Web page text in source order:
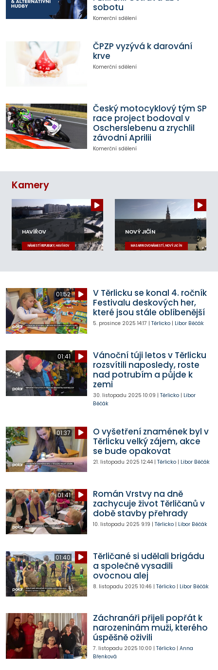
sobotu
Komerční sdělení
ČPZP vyzývá k darování
krve
Komerční sdělení
Český motocyklový tým SP
race project bodoval v
Oscherslebenu a zrychlil
závodní Aprilii
Komerční sdělení
Kamery
HAVÍŘOV
NÁMĚSTÍ REPUBLIKY, HAVÍŘOV
NOVÝ JIČÍN
MASARYKOVO NÁMĚSTÍ, NOVÝ JIČÍN
01:52
V Těrlicku se konal 4. ročník
Festivalu deskových her,
které jsou stále oblíbenější
5. prosince 2025 14:17 | Těrlicko| Libor Běčák
01:41
Vánoční túji letos v Těrlicku
rozsvítili naposledy, roste
nad potrubím a půjde k
zemi
30. listopadu 2025 10:09 | Těrlicko| Libor
Běčák
01:37
O vyšetření znamének byl v
Těrlicku velký zájem, akce
se bude opakovat
21. listopadu 2025 12:44| Těrlicko| Libor Běčák
01:41
Román Vrstvy na dně
zachycuje život Těrličanů v
době stavby přehrady
10. listopadu 2025 9:19 | Těrlicko| Libor Běčák
01:40
Těrličané si udělali brigádu
a společně vysadili
ovocnou alej
8. listopadu 2025 10:46 | Těrlicko| Libor Běčák
Záchranáři přijeli popřát k
narozeninám muži, kterého
úspěšně oživili
7. listopadu 2025 10:00 | Těrlicko| Anna
Břenková